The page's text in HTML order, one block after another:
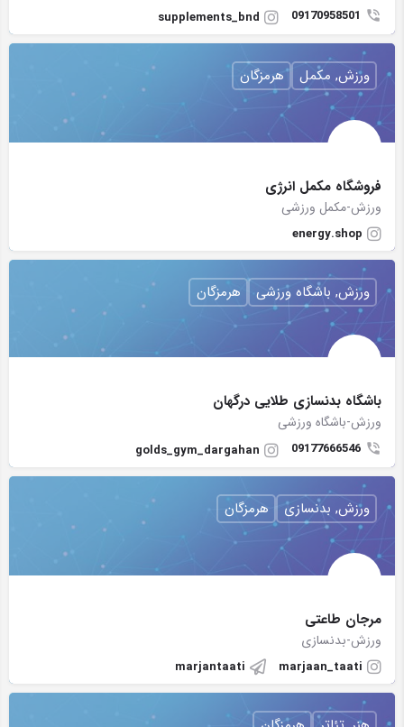
09170958501
supplements_bnd
فروشگاه مکمل انرژی
ورزش-مکمل ورزشی
energy.shop
ورزش, مکمل هرمزگان
باشگاه بدنسازی طلایی درگهان
ورزش-باشگاه ورزشی
09177666546
golds_gym_dargahan
ورزش, باشگاه ورزشی هرمزگان
مرجان طاعتی
ورزش-بدنسازی
marjaan_taati
marjantaati
ورزش, بدنسازی هرمزگان